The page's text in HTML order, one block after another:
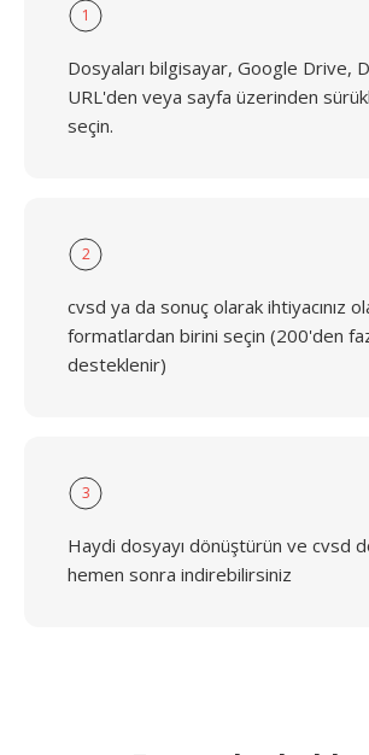
1
Dosyaları bilgisayar, Google Drive,
URL'den veya sayfa üzerinden
seçin.
2
cvsd ya da sonuç olarak ihtiyacınız
formatlardan birini seçin (200'den
desteklenir)
3
Haydi dosyayı dönüştürün ve cvsd
hemen sonra indirebilirsiniz